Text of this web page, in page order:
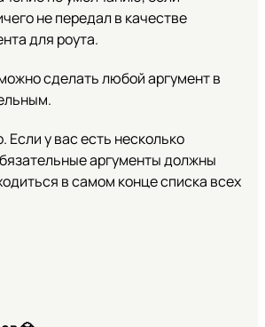
не передал в качестве
для роута.
сделать любой аргумент в
Если у вас есть несколько
аргументы должны
в самом конце списка всех